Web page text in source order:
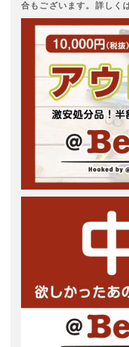
合もございます。詳しく